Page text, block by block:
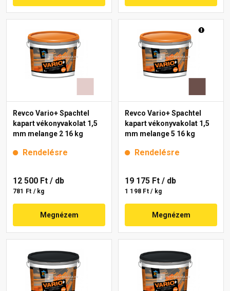
Revco Vario+ Spachtel
kapart vékonyvakolat 1,5
mm melange 2 16 kg
Rendelésre
12 500 Ft / db
781 Ft / kg
Megnézem
Revco Vario+ Spachtel
kapart vékonyvakolat 1,5
mm melange 5 16 kg
Rendelésre
19 175 Ft / db
1 198 Ft / kg
Megnézem